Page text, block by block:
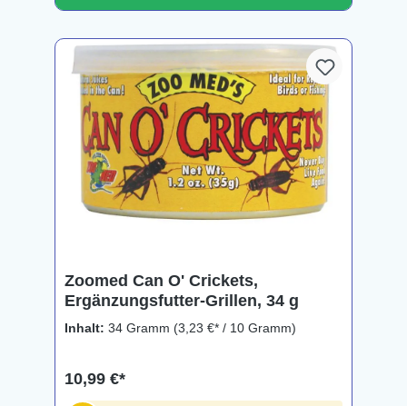
Zoomed Can O' Crickets,
Ergänzungsfutter-Grillen, 34 g
Inhalt: 34 Gramm (3,23 €* / 10 Gramm)
10,99 €*